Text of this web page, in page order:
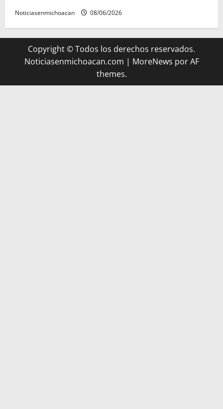
Noticiasenmichoacan 08/06/2026
Copyright © Todos los derechos reservados.
Noticiasenmichoacan.com | MoreNews por AF
themes.